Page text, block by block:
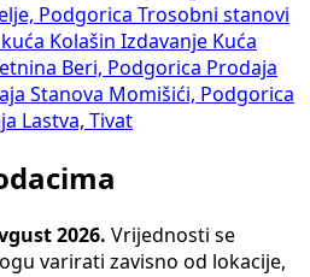
Podgorica Trosobni stanovi
Kolašin Izdavanje Kuća
Beri, Podgorica Prodaja
Stanova Momišići, Podgorica
Lastva, Tivat
2026. Vrijednosti se
varirati zavisno od lokacije,